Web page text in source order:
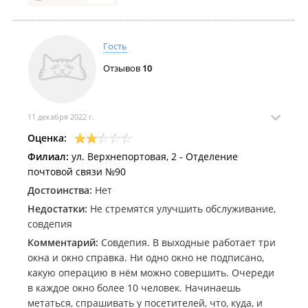
Гость
Отзывов 10
11 декабря 2022 г.
Оценка:
Филиал: ул. Верхнепортовая, 2 - Отделение
почтовой связи №90
Достоинства: Нет
Недостатки: Не стремятся улучшить обслуживание,
совдепия
Комментарий: Совдепия. В выходные работает три
окна и окно справка. Ни одно окно не подписано,
какую операцию в нём можно совершить. Очереди
в каждое окно более 10 человек. Начинаешь
метаться, спрашивать у посетителей, что, куда, и